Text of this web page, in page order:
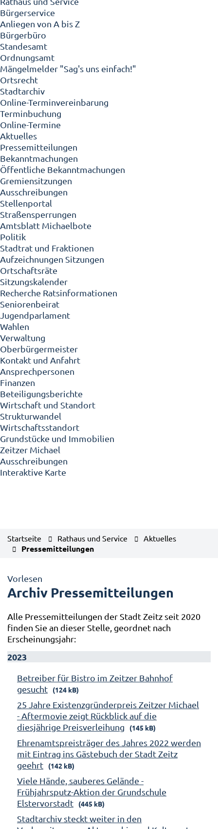
Bürgerservice
Anliegen von A bis Z
Bürgerbüro
Standesamt
Ordnungsamt
Mängelmelder "Sag's uns einfach!"
Ortsrecht
Stadtarchiv
Online-Terminvereinbarung
Terminbuchung
Online-Termine
Aktuelles
Pressemitteilungen
Bekanntmachungen
Öffentliche Bekanntmachungen
Gremiensitzungen
Ausschreibungen
Stellenportal
Straßensperrungen
Amtsblatt Michaelbote
Politik
Stadtrat und Fraktionen
Aufzeichnungen Sitzungen
Ortschaftsräte
Sitzungskalender
Recherche Ratsinformationen
Seniorenbeirat
Jugendparlament
Wahlen
Verwaltung
Oberbürgermeister
Kontakt und Anfahrt
Ansprechpersonen
Finanzen
Beteiligungsberichte
Wirtschaft und Standort
Strukturwandel
Wirtschaftsstandort
Grundstücke und Immobilien
Zeitzer Michael
Ausschreibungen
Interaktive Karte
Startseite Rathaus und Service Aktuelles
Pressemitteilungen
Vorlesen
Archiv Pressemitteilungen
Alle Pressemitteilungen der Stadt Zeitz seit 2020
finden Sie an dieser Stelle, geordnet nach
Erscheinungsjahr:
2023
Betreiber für Bistro im Zeitzer Bahnhof
gesucht
(124 kB)
25 Jahre Existenzgründerpreis Zeitzer Michael
- Aftermovie zeigt Rückblick auf die
diesjährige Preisverleihung
(145 kB)
Ehrenamtspreisträger des Jahres 2022 werden
mit Eintrag ins Gästebuch der Stadt Zeitz
geehrt
(142 kB)
Viele Hände, sauberes Gelände -
Frühjahrsputz-Aktion der Grundschule
Elstervorstadt
(445 kB)
Stadtarchiv steckt weiter in den